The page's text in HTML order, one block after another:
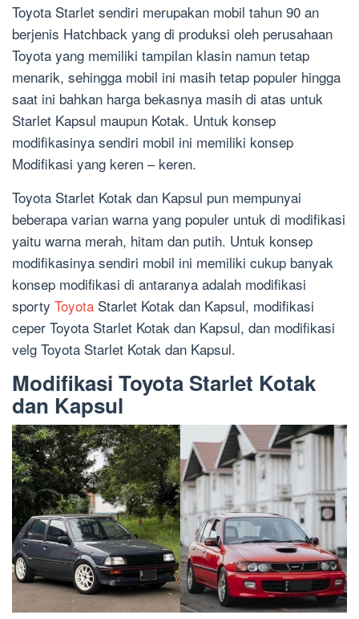
Toyota Starlet sendiri merupakan mobil tahun 90 an
berjenis Hatchback yang di produksi oleh perusahaan
Toyota yang memiliki tampilan klasin namun tetap
menarik, sehingga mobil ini masih tetap populer hingga
saat ini bahkan harga bekasnya masih di atas untuk
Starlet Kapsul maupun Kotak. Untuk konsep
modifikasinya sendiri mobil ini memiliki konsep
Modifikasi yang keren – keren.
Toyota Starlet Kotak dan Kapsul pun mempunyai
beberapa varian warna yang populer untuk di modifikasi
yaitu warna merah, hitam dan putih. Untuk konsep
modifikasinya sendiri mobil ini memiliki cukup banyak
konsep modifikasi di antaranya adalah modifikasi
sporty Toyota Starlet Kotak dan Kapsul, modifikasi
ceper Toyota Starlet Kotak dan Kapsul, dan modifikasi
velg Toyota Starlet Kotak dan Kapsul.
Modifikasi Toyota Starlet Kotak
dan Kapsul